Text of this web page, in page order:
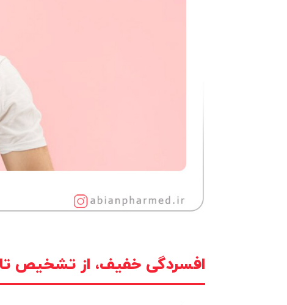
افسردگی خفیف، از تشخیص تا